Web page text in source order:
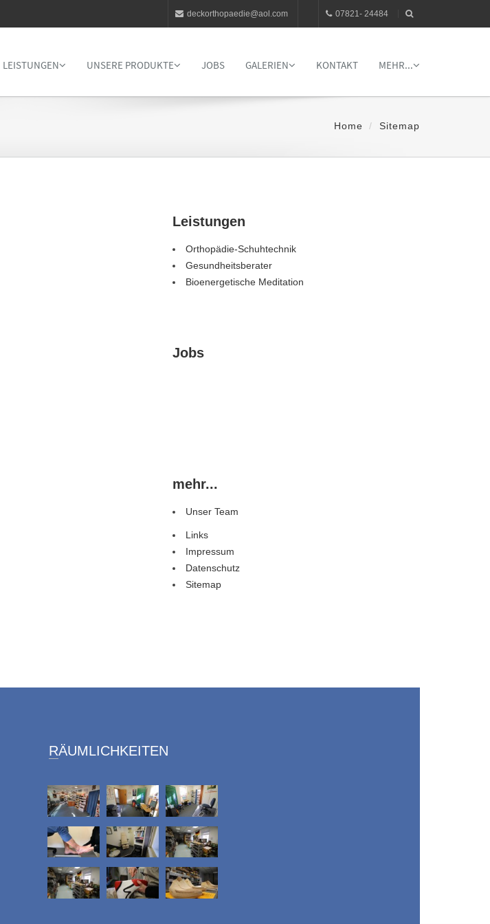
deckorthopaedie@aol.com 07821- 24484
LEISTUNGEN UNSERE PRODUKTE JOBS GALERIEN KONTAKT MEHR...
Home Sitemap
Leistungen
Orthopädie-Schuhtechnik
Gesundheitsberater
Bioenergetische Meditation
Jobs
mehr...
Unser Team
Links
Impressum
Datenschutz
Sitemap
RÄUMLICHKEITEN